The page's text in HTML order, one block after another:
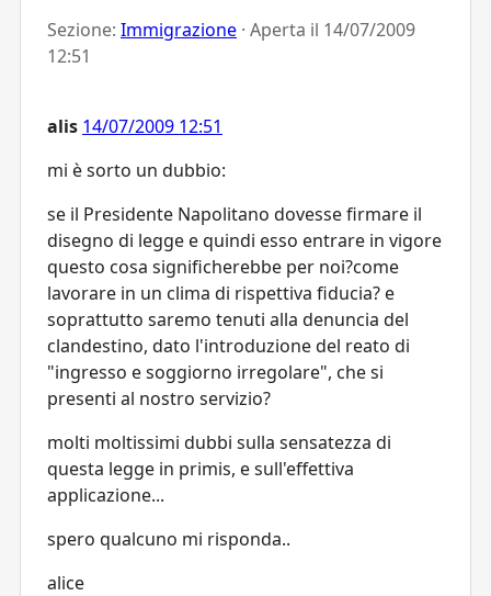
Sezione: Immigrazione · Aperta il 14/07/2009
12:51
alis 14/07/2009 12:51
mi è sorto un dubbio:
se il Presidente Napolitano dovesse firmare il
disegno di legge e quindi esso entrare in vigore
questo cosa significherebbe per noi?come
lavorare in un clima di rispettiva fiducia? e
soprattutto saremo tenuti alla denuncia del
clandestino, dato l'introduzione del reato di
"ingresso e soggiorno irregolare", che si
presenti al nostro servizio?
molti moltissimi dubbi sulla sensatezza di
questa legge in primis, e sull'effettiva
applicazione...
spero qualcuno mi risponda..
alice